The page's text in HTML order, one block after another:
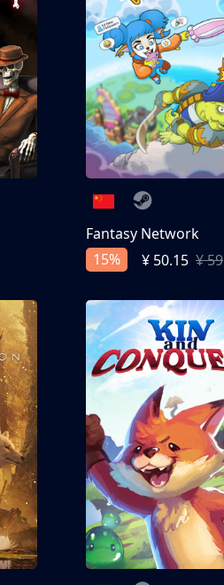
Fantasy Network
15%
¥ 50.15 ¥ 59